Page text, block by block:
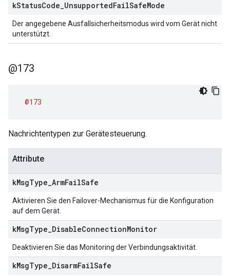
kStatusCode UnsupportedFailSafeMode
Der angegebene Ausfallsicherheitsmodus wird vom Gerät nicht
unterstützt.
@173
@173
Nachrichtentypen zur Gerätesteuerung.
Attribute
kMsgType ArmFailSafe
Aktivieren Sie den Failover-Mechanismus für die Konfiguration
auf dem Gerät.
kMsgType DisableConnectionMonitor
Deaktivieren Sie das Monitoring der Verbindungsaktivität.
kMsgType DisarmFailSafe